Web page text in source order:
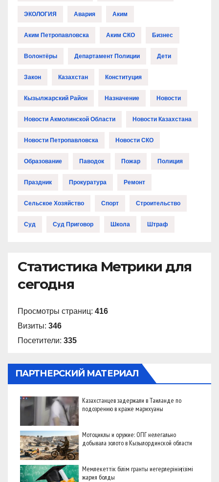
ЭКОЛОГИЯ Авария Аким
Аким Петропавловска Аким СКО Бизнес
Волонтёры Департамент Полиции Дети
Закон Казахстан Конституция
Кызылжарский Район Назначение Новости
Новости Акмолинской Области Новости Казахстана
Новости Петропавловска Новости СКО
Образование Паводок Пожар Полиция
Праздник Прокуратура Ремонт
Сельское Хозяйство Спорт Строительство
Суд Суд Приговор Школа Штраф
Статистика Метрики для
сегодня
Просмотры страниц: 416
Визиты: 346
Посетители: 335
ПАРТНЕРСКИЙ МАТЕРИАЛ
Казахстанцев задержали в Таиланде по
подозрению в краже марихуаны
Мотоциклы и оружие: ОПГ нелегально
добывала золото в Кызылординской области
Мемлекеттік білім гранты иегерлерінің тізімі
жария болды